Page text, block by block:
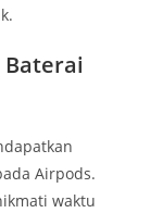
Airpods.
waktu